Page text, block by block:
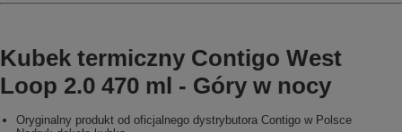
Kubek termiczny Contigo West
Loop 2.0 470 ml - Góry w nocy
Oryginalny produkt od oficjalnego dystrybutora Contigo w Polsce